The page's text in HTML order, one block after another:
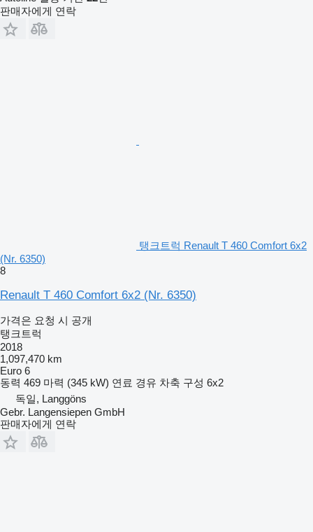
판매자에게 연락
탱크트럭 Renault T 460 Comfort 6x2
(Nr. 6350)
8
Renault T 460 Comfort 6x2 (Nr. 6350)
가격은 요청 시 공개
탱크트럭
2018
1,097,470 km
Euro 6
동력 469 마력 (345 kW) 연료 경유 차축 구성 6x2
독일, Langgöns
Gebr. Langensiepen GmbH
판매자에게 연락